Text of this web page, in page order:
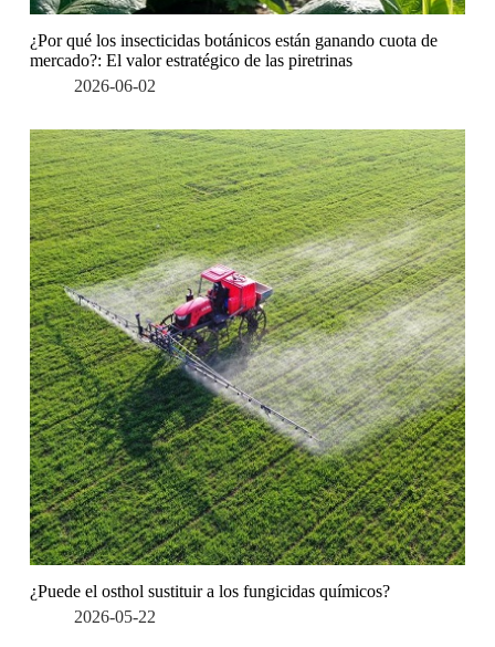
¿Por qué los insecticidas botánicos están ganando cuota de
mercado?: El valor estratégico de las piretrinas
2026-06-02
¿Puede el osthol sustituir a los fungicidas químicos?
2026-05-22